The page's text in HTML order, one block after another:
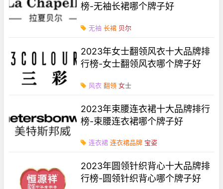
榜-无袖长裙哪个牌子好
无袖 长裙 贝尔
2023年女士翻领风衣十大品牌排
行榜-女士翻领风衣哪个牌子好
风衣 翻领 女士
2023年束腰连衣裙十大品牌排行
榜-束腰连衣裙哪个牌子好
连衣裙 连衣裙品牌 宝姿
2023年圆领针织背心十大品牌排
行榜-圆领针织背心哪个牌子好